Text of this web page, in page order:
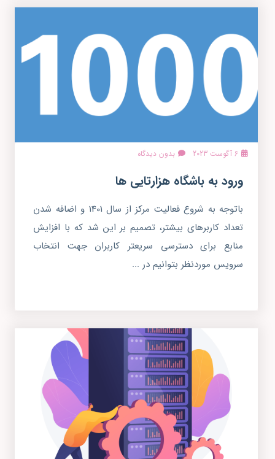
6 آگوست 2023 بدون دیدگاه
ورود به باشگاه هزارتایی ها
باتوجه به شروع فعالیت مرکز از سال 1401 و اضافه شدن
تعداد کاربرهای بیشتر، تصمیم بر این شد که با افزایش
منابع برای دسترسی سریعتر کاربران جهت انتخاب
سرویس موردنظر بتوانیم در ...